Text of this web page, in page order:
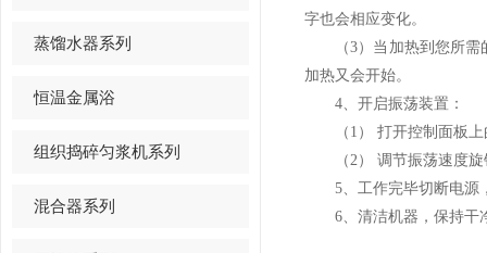
蒸馏水器系列
恒温金属浴
组织捣碎匀浆机系列
混合器系列
字也会相应变化。
（3）当加热到您所需的
加热又会开始。
4、开启振荡装置：
（1） 打开控制面板上
（2） 调节振荡速度旋
5、工作完毕切断电源
6、清洁机器，保持干